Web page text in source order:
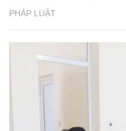
PHÁP LUẬT